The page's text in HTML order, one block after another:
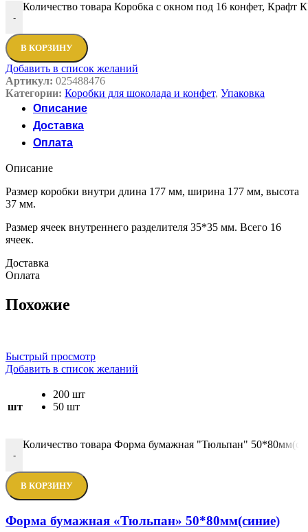
-
Количество товара Коробка с окном под 16 конфет, Крафт
В КОРЗИНУ
Добавить в список желаний
Артикул: 025488476
Категории: Коробки для шоколада и конфет, Упаковка
Описание
Доставка
Оплата
Описание
Размер коробки внутри длина 177 мм, ширина 177 мм, высота
37 мм.
Размер ячеек внутреннего разделителя 35*35 мм. Всего 16
ячеек.
Доставка
Оплата
Похожие
Быстрый просмотр
Добавить в список желаний
шт
200 шт
50 шт
-
Количество товара Форма бумажная "Тюльпан"
В КОРЗИНУ
Форма бумажная «Тюльпан» 50*80мм(синие)